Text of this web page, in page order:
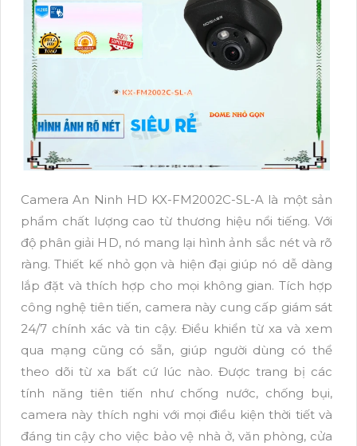
Camera An Ninh HD KX-FM2002C-SL-A là một sản
phẩm chất lượng cao từ thương hiệu nổi tiếng. Với
độ phân giải HD, nó mang lại hình ảnh sắc nét và rõ
ràng. Thiết kế nhỏ gọn và hiện đại giúp nó dễ dàng
lắp đặt và thích hợp cho mọi không gian. Tích hợp
công nghệ tiên tiến, camera này cung cấp giám sát
24/7 chính xác và tin cậy. Điều khiển từ xa và xem
qua mạng cũng có sẵn, giúp người dùng có thể
theo dõi từ xa bất cứ lúc nào. Được trang bị các
tính năng tiên tiến như chống nước, chống bụi,
camera này thích nghi với mọi điều kiện thời tiết và
đáng tin cậy cho việc bảo vệ nhà ở, văn phòng, cửa